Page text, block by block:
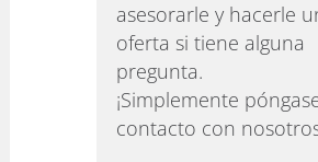
asesorarle y hacerle
oferta si tiene alguna
pregunta.
¡Simplemente
contacto con